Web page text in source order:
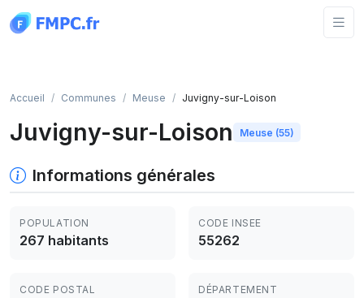
Accueil Communes Meuse Juvigny-sur-Loison
Juvigny-sur-Loison Meuse (55)
Informations générales
POPULATION
267 habitants
CODE INSEE
55262
CODE POSTAL DÉPARTEMENT
Panneau de gestion des cookies